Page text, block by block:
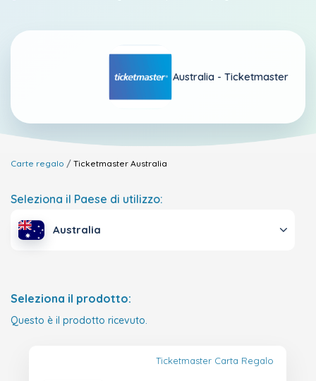
Australia - Ticketmaster
Carte regalo Ticketmaster Australia
Seleziona il Paese di utilizzo:
Australia
Seleziona il prodotto:
Questo è il prodotto ricevuto.
Ticketmaster Carta Regalo